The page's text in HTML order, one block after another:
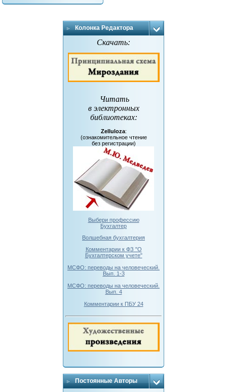
Колонка Редактора
Скачать:
Читать
в электронных
библиотеках:
Zelluloza:
(ознакомительное чтение
без регистрации)
Выбери профессию
Бухгалтер
Волшебная бухгалтерия
Комментарии к ФЗ "О
Бухгалтерском учете"
МСФО: переводы на человеческий.
Вып. 1-3
МСФО: переводы на человеческий.
Вып. 4
Комментарии к ПБУ 24
Постоянные Авторы